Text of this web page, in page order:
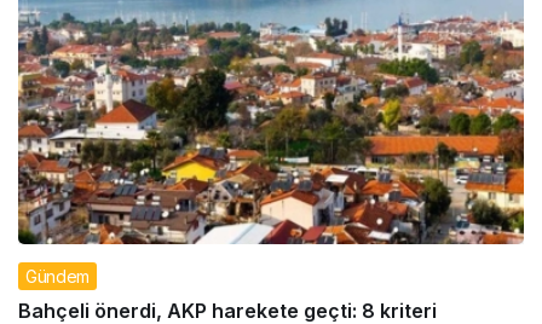
Gündem
Bahçeli önerdi, AKP harekete geçti: 8 kriteri